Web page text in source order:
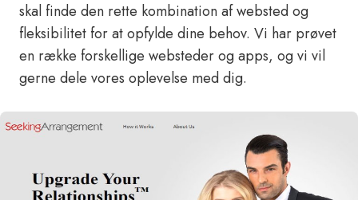
skal finde den rette kombination af websted og
fleksibilitet for at opfylde dine behov. Vi har prøvet
en række forskellige websteder og apps, og vi vil
gerne dele vores oplevelse med dig.